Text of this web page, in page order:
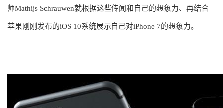
师Mathijs Schrauwen就根据这些传闻和自己的想象力、再结合
苹果刚刚发布的iOS 10系统展示自己对iPhone 7的想象力。